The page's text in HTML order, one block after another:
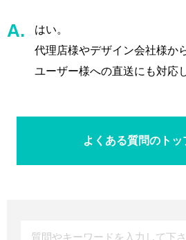
はい。
代理店様やデザイン会社様か
ユーザー様への直送にも対応
よくある質問のトッ